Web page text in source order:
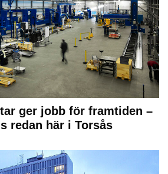
ger jobb för framtiden –
redan här i Torsås